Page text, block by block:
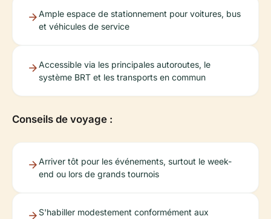
Ample espace de stationnement pour voitures, bus
et véhicules de service
Accessible via les principales autoroutes, le
système BRT et les transports en commun
Conseils de voyage :
Arriver tôt pour les événements, surtout le week-
end ou lors de grands tournois
S'habiller modestement conformément aux